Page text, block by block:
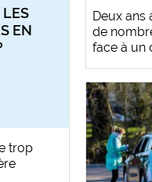
LES
EN
trop
Deux ans
de
face à un